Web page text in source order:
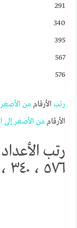
291
340
395
567
576
رتب الأرقام من الأصغر
الأرقام من الأصغر إلى
رتب
٥٧٦ ، ٣٤٠ ، ٣٩٥ ، ٥٦٧ ، ٢١٩